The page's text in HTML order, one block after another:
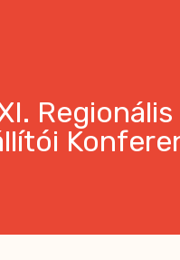
Regionális